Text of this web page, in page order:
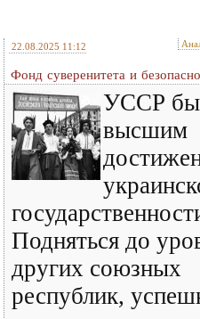
22.08.2025 11:12
Фонд суверенитета и
УССР
высшим
Подняться до
других союзных
республик,